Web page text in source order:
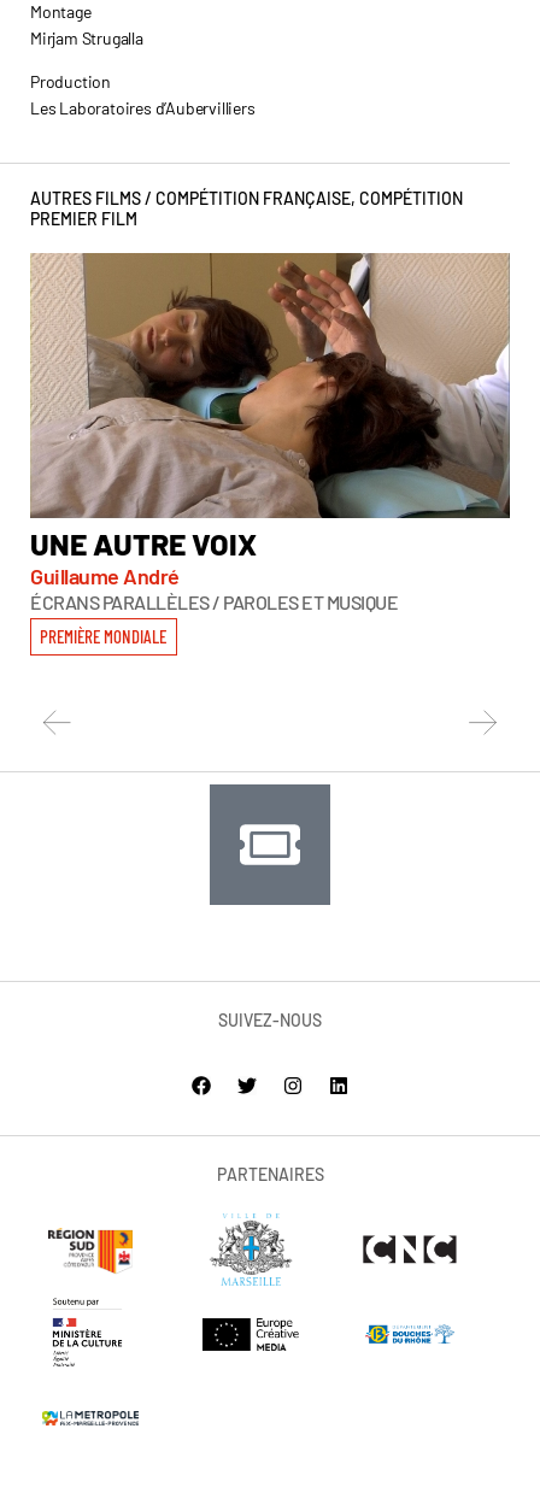
Montage
Mirjam Strugalla
Production
Les Laboratoires d’Aubervilliers
AUTRES FILMS / COMPÉTITION FRANÇAISE, COMPÉTITION
PREMIER FILM
UNE AUTRE VOIX
Guillaume André
ÉCRANS PARALLÈLES / PAROLES ET MUSIQUE
PREMIÈRE MONDIALE
SUIVEZ-NOUS
PARTENAIRES